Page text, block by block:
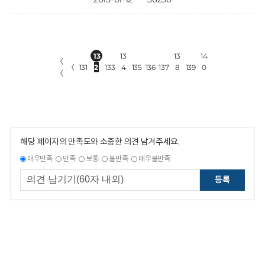
〈
〈
〈 131
13
2
133
13
4
135 136 137
13
8
139
14
0
해당 페이지의 만족도와 소중한 의견 남겨주세요.
매우만족 만족 보통 불만족 매우불만족
등록